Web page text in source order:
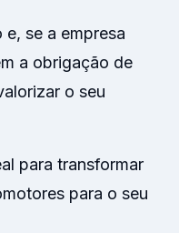
se a empresa
a obrigação de
o seu
para transformar
para o seu